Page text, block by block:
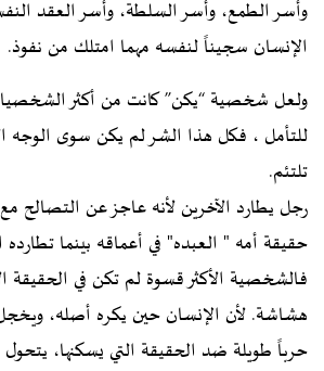
وأسر الطمع، وأسر السلطة، وأسر العقد
الإنسان سجيناً لنفسه مهما امتلك من نفوذ.
ولعل شخصية “يكن” كانت من أكثر الشخصيات
للتأمل ، فكل هذا الشر لم يكن سوى الوجه
تلتئم.
رجل يطارد الآخرين لأنه عاجز عن التصالح
حقيقة أمه " العبده" في أعماقه بينما
فالشخصية الأكثر قسوة لم تكن في الحقيقة
هشاشة. لأن الإنسان حين يكره أصله،
حرباً طويلة ضد الحقيقة التي يسكنها،